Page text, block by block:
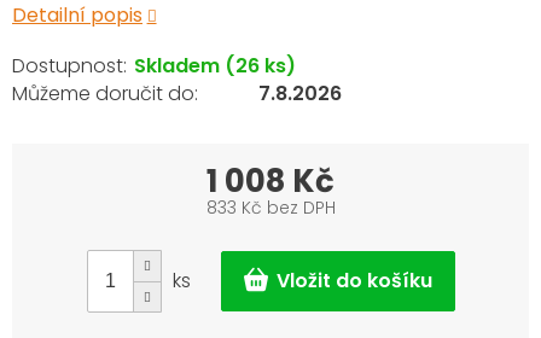
Detailní popis
Skladem (26 ks)
7.8.2026
1 008 Kč
833 Kč bez DPH
cena:
ks